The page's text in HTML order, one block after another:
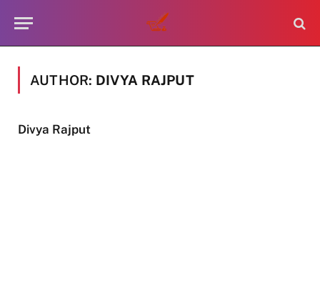
AUTHOR: DIVYA RAJPUT
Divya Rajput